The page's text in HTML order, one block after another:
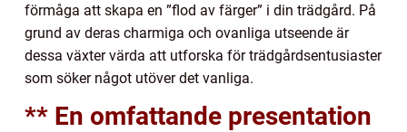
förmåga att skapa en ”flod av färger” i din trädgård. På
grund av deras charmiga och ovanliga utseende är
dessa växter värda att utforska för trädgårdsentusiaster
som söker något utöver det vanliga.
** En omfattande presentation